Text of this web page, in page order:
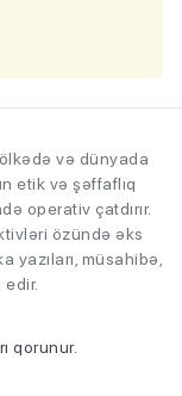
və dünyada
etik və şəffaflıq
operativ çatdırır.
özündə əks
yazıları, müsahibə,
edir.
qorunur.